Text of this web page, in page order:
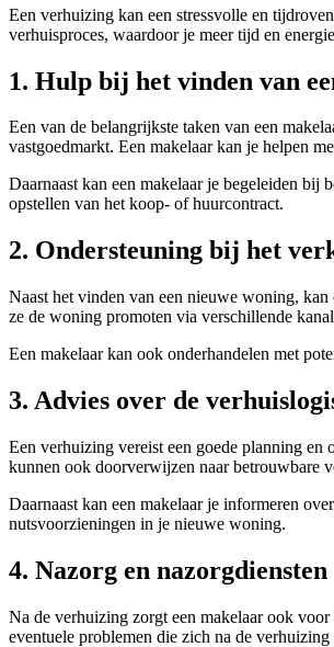
Een verhuizing kan een stressvolle en
verhuisproces, waardoor je meer tijd en
1. Hulp bij het vinden van
Een van de belangrijkste taken van een
vastgoedmarkt. Een makelaar kan je helpen
Daarnaast kan een makelaar je begeleiden bij
opstellen van het koop- of huurcontract.
2. Ondersteuning bij het
Naast het vinden van een nieuwe woning,
ze de woning promoten via verschillende
Een makelaar kan ook onderhandelen met
3. Advies over de
Een verhuizing vereist een goede planning en
kunnen ook doorverwijzen naar betrouwbare
Daarnaast kan een makelaar je informeren
nutsvoorzieningen in je nieuwe woning.
4. Nazorg en nazorgdiensten
Na de verhuizing zorgt een makelaar ook
eventuele problemen die zich na de